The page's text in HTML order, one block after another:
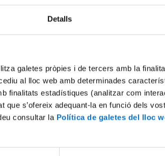
Detalls
galetes pròpies i de tercers amb la
al lloc web amb determinades
finalitats estadístiques (analitzar com
que s’ofereix adequant-la en funció dels
consultar la Política de galetes del lloc
en infants i
Ansietat climàtica en
govern al canvi climàtic